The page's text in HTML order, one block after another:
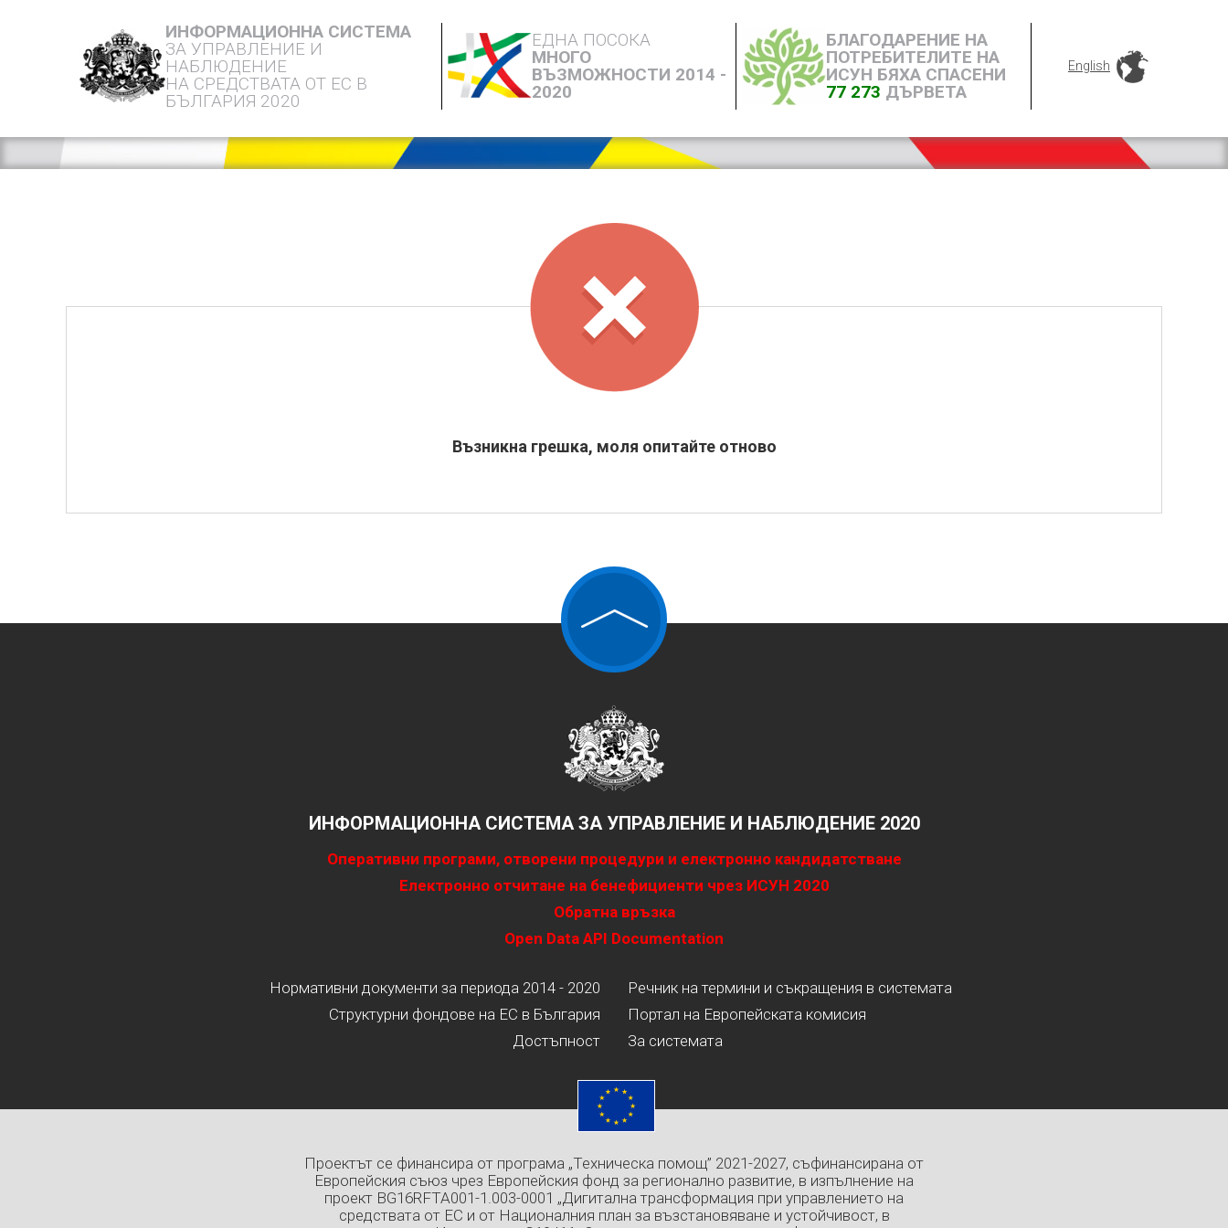
ИНФОРМАЦИОННА СИСТЕМА
ЗА УПРАВЛЕНИЕ И
НАБЛЮДЕНИЕ
НА СРЕДСТВАТА ОТ ЕС В
БЪЛГАРИЯ 2020
ЕДНА ПОСОКА
МНОГО
ВЪЗМОЖНОСТИ 2014 -
2020
БЛАГОДАРЕНИЕ НА
ПОТРЕБИТЕЛИТЕ НА
ИСУН БЯХА СПАСЕНИ
77 273 ДЪРВЕТА
English
Възникна грешка, моля опитайте отново
ИНФОРМАЦИОННА СИСТЕМА ЗА УПРАВЛЕНИЕ И НАБЛЮДЕНИЕ 2020
Оперативни програми, отворени процедури и електронно кандидатстване
Електронно отчитане на бенефициенти чрез ИСУН 2020
Обратна връзка
Open Data API Documentation
Нормативни документи за периода 2014 - 2020
Структурни фондове на ЕС в България
Достъпност
Речник на термини и съкращения в системата
Портал на Европейската комисия
За системата
Проектът се финансира от програма „Техническа помощ” 2021-2027, съфинансирана от
Европейския съюз чрез Европейския фонд за регионално развитие, в изпълнение на
проект BG16RFTA001-1.003-0001 „Дигитална трансформация при управлението на
средствата от ЕС и от Националния план за възстановяване и устойчивост, в